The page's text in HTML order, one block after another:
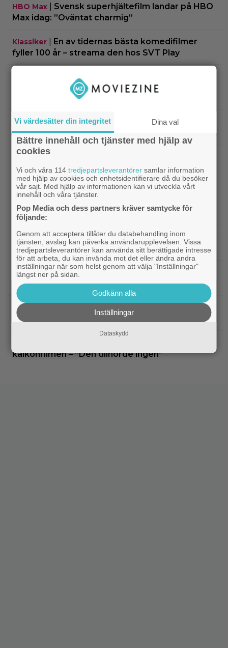
HBO Max
Svensk superhjältefilm landar på HBO
Max idag: ”Oväntat charmig”
Klassiker
En av tidernas bästa komedifilmer
fyller 100 år – streama den hos SVT Play
Kvällens tv-tips: Mat på film har sällan
sett bättre ut än i Pixar-filmen som nominerades
TV-tips|På tv ikväll: 2013 års stora rymdäventyr
fick kritik – halvnaken kvinna stjäl fokus
Streamingtips
gjorde fjolårets bästa förvandling – blev 1.52 cm
lång
släpptes 2020: ”Fantastisk spelvärld”
Disney Plus|3 nya tv-serier redo att plöja i
helgen – finns något för alla!
Trivia|Thrillern med Katherine Heigl sålde bara
6 biobiljetter – historiens lägsta intäkter
Dokumentär
Från skaparen av ”Tiger King”:
HBO-dokumentär om reptilsmuggling hyllas
kalkonfilmen – ”Den tillhörde ingen”
Vi värdesätter din integritet Dina val
Bättre innehåll och tjänster med hjälp av
cookies
Vi och våra 114tredjepartsleverantörer samlar information
med hjälp av cookies och enhetsidentifierare då du besöker
vår sajt. Med hjälp av informationen kan vi utveckla vårt
innehåll och våra tjänster.
Pop Media och dess partners kräver samtycke för
följande:
Genom att acceptera tillåter du databehandling inom
tjänsten, avslag kan påverka användarupplevelsen. Vissa
tredjepartsleverantörer kan använda sitt berättigade intresse
för att arbeta, du kan invända mot det eller ändra andra
inställningar när som helst genom att välja "Inställningar"
längst ner på sidan.
Godkänn alla
Inställningar
Dataskydd